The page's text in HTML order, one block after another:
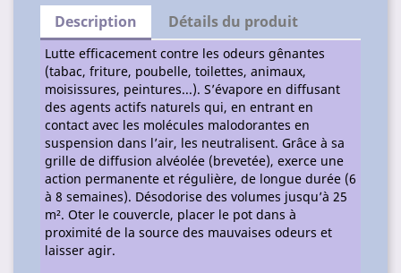
Description Détails du produit
Lutte efficacement contre les odeurs gênantes
(tabac, friture, poubelle, toilettes, animaux,
moisissures, peintures...). S’évapore en diffusant
des agents actifs naturels qui, en entrant en
contact avec les molécules malodorantes en
suspension dans l’air, les neutralisent. Grâce à sa
grille de diffusion alvéolée (brevetée), exerce une
action permanente et régulière, de longue durée (6
à 8 semaines). Désodorise des volumes jusqu’à 25
m². Oter le couvercle, placer le pot dans à
proximité de la source des mauvaises odeurs et
laisser agir.